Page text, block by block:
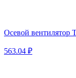
Осевой вентилятор
563.04 ₽